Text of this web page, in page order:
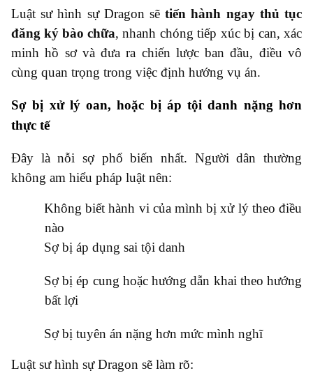
Luật sư hình sự Dragon sẽ tiến hành ngay thủ tục
đăng ký bào chữa, nhanh chóng tiếp xúc bị can, xác
minh hồ sơ và đưa ra chiến lược ban đầu, điều vô
cùng quan trọng trong việc định hướng vụ án.
Sợ bị xử lý oan, hoặc bị áp tội danh nặng hơn
thực tế
Đây là nỗi sợ phổ biến nhất. Người dân thường
không am hiểu pháp luật nên:
Không biết hành vi của mình bị xử lý theo điều
nào
Sợ bị áp dụng sai tội danh
Sợ bị ép cung hoặc hướng dẫn khai theo hướng
bất lợi
Sợ bị tuyên án nặng hơn mức mình nghĩ
Luật sư hình sự Dragon sẽ làm rõ: